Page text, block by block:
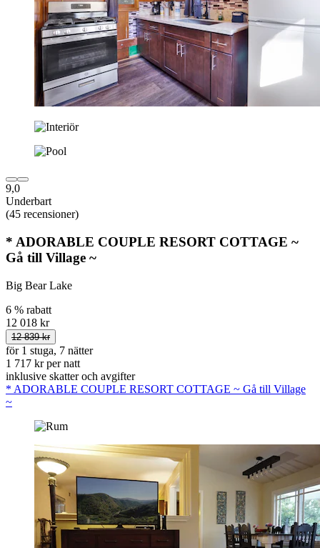
9,0
Underbart
(45 recensioner)
* ADORABLE COUPLE RESORT COTTAGE ~
Gå till Village ~
Big Bear Lake
6 % rabatt
12 018 kr
12 839 kr
för 1 stuga, 7 nätter
1 717 kr per natt
inklusive skatter och avgifter
* ADORABLE COUPLE RESORT COTTAGE ~ Gå till Village
~